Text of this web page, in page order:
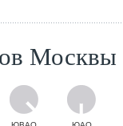
Москвы